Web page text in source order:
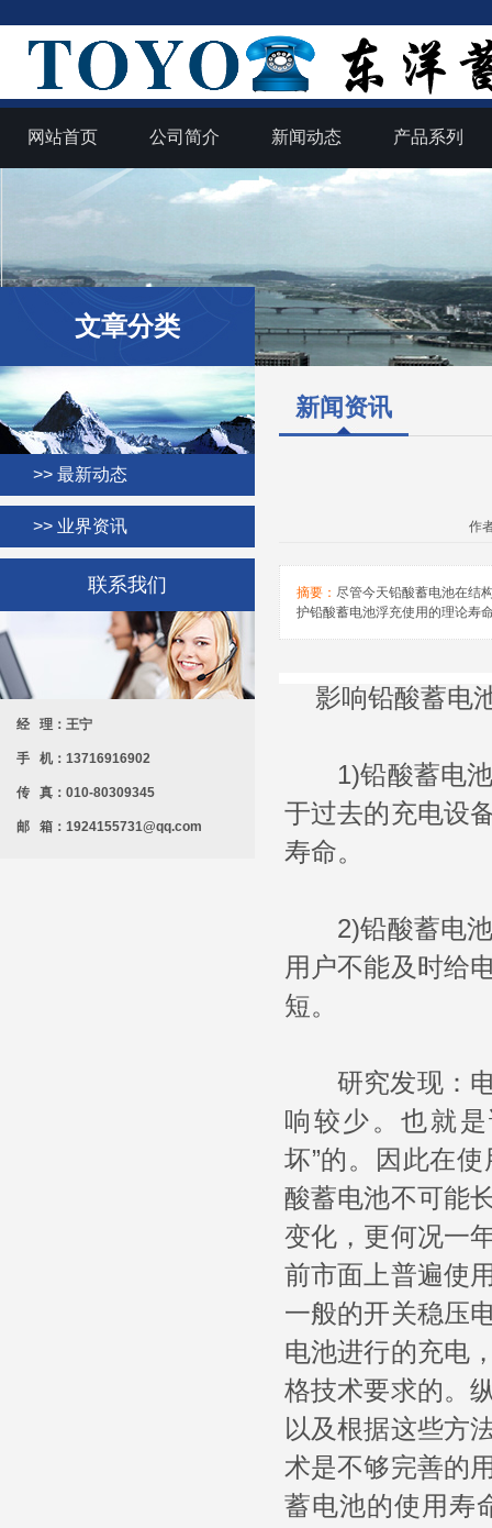
网站首页 公司简介 新闻动态 产品系列
联系我们
经 理：王宁
手 机：13716916902
传 真：010-80309345
邮 箱：1924155731@qq.com
文章分类
>> 最新动态
>> 业界资讯
新闻资讯
作
摘要： 尽管今天铅酸蓄电池在结
护铅酸蓄电池浮充使用的理论寿
影响铅酸蓄电
1)铅酸蓄电池
于过去的充电设
寿命。
2)铅酸蓄电池
用户不能及时给
短。
研究发现：电
响较少。也就
坏”的。因此在
酸蓄电池不可能
变化，更何况一
前市面上普遍使
一般的开关稳压
电池进行的充电
格技术要求的。
以及根据这些方
术是不够完善的
蓄电池的使用寿